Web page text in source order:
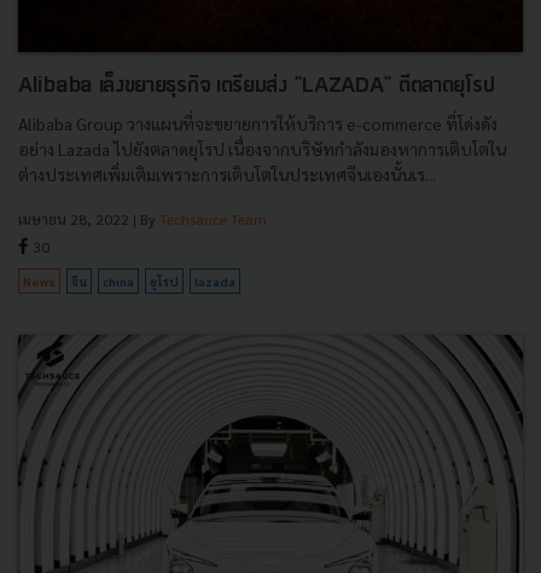
Alibaba เล็งขยายธุรกิจ เตรียมส่ง "LAZADA" ตีตลาดยุโรป
Alibaba Group วางแผนที่จะขยายการให้บริการ e-commerce ที่โด่งดัง
อย่าง Lazada ไปยังตลาดยุโรป เนื่องจากบริษัทกำลังมองหาการเติบโตใน
ต่างประเทศเพิ่มเติมเพราะการเติบโตในประเทศจีนเองนั้นเร...
เมษายน 28, 2022 | By Techsauce Team
30
News จีน china ยุโรป lazada